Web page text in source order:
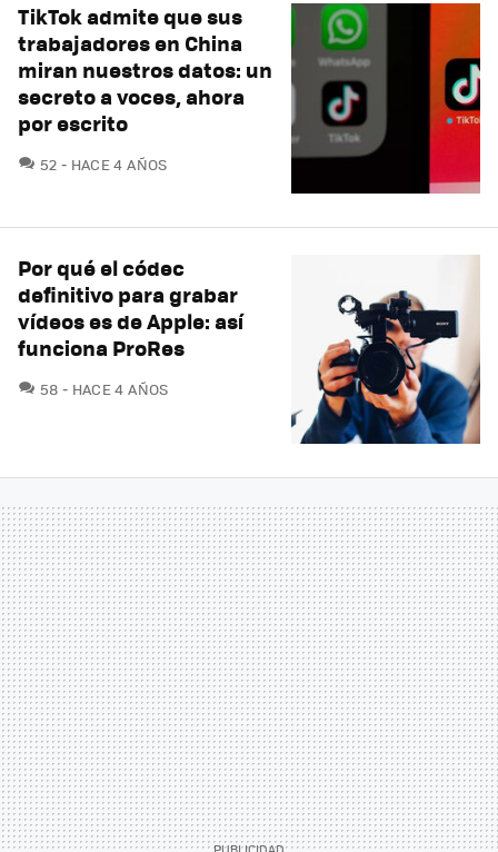
TikTok admite que sus
trabajadores en China
miran nuestros datos: un
secreto a voces, ahora
por escrito
52 COMENTARIOS
HACE 4 AÑOS
Por qué el códec
definitivo para grabar
vídeos es de Apple: así
funciona ProRes
58 COMENTARIOS
HACE 4 AÑOS